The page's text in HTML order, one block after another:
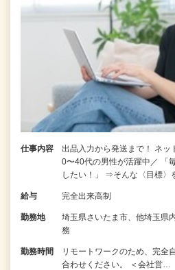
仕事内容
出品入力から発送まで！ ネ
0〜40代の男性が活躍中／ 「
したい！」 ⇒そんな〈目標〉
給与 完全出来高制
勤務地
埼玉県さいたま市、他埼玉
務
勤務時間
リモートワークのため、完全
合わせください。 ＜会社営…